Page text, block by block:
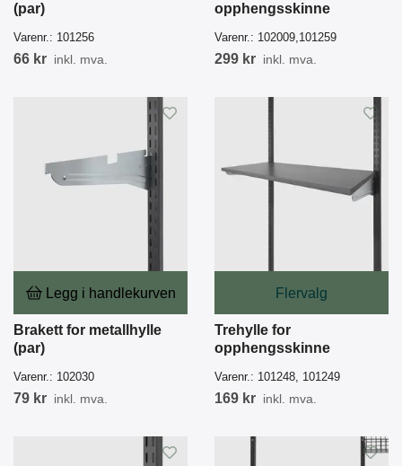
(par)
Varenr.: 101256
66 kr inkl. mva.
opphengsskinne
Varenr.: 102009,101259
299 kr inkl. mva.
Legg i handlekurven
Brakett for metallhylle
(par)
Varenr.: 102030
79 kr inkl. mva.
Flervalg
Trehylle for
opphengsskinne
Varenr.: 101248, 101249
169 kr inkl. mva.